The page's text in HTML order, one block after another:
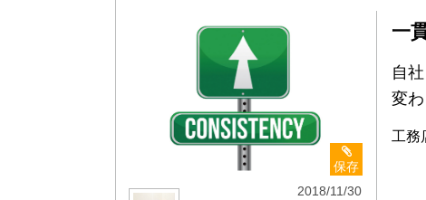
保存
2018/11/30
一
自
変
工務